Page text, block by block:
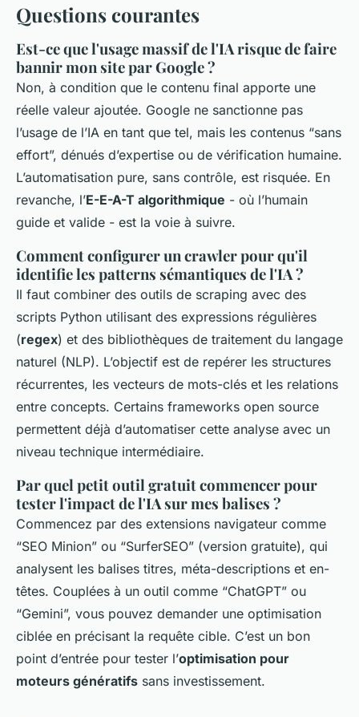
Questions courantes
Est-ce que l'usage massif de l'IA risque de faire
bannir mon site par Google ?
Non, à condition que le contenu final apporte une
réelle valeur ajoutée. Google ne sanctionne pas
l’usage de l’IA en tant que tel, mais les contenus “sans
effort”, dénués d’expertise ou de vérification humaine.
L’automatisation pure, sans contrôle, est risquée. En
revanche, l’E-E-A-T algorithmique - où l’humain
guide et valide - est la voie à suivre.
Comment configurer un crawler pour qu'il
identifie les patterns sémantiques de l'IA ?
Il faut combiner des outils de scraping avec des
scripts Python utilisant des expressions régulières
(regex) et des bibliothèques de traitement du langage
naturel (NLP). L’objectif est de repérer les structures
récurrentes, les vecteurs de mots-clés et les relations
entre concepts. Certains frameworks open source
permettent déjà d’automatiser cette analyse avec un
niveau technique intermédiaire.
Par quel petit outil gratuit commencer pour
tester l'impact de l'IA sur mes balises ?
Commencez par des extensions navigateur comme
“SEO Minion” ou “SurferSEO” (version gratuite), qui
analysent les balises titres, méta-descriptions et en-
têtes. Couplées à un outil comme “ChatGPT” ou
“Gemini”, vous pouvez demander une optimisation
ciblée en précisant la requête cible. C’est un bon
point d’entrée pour tester l’optimisation pour
moteurs génératifs sans investissement.